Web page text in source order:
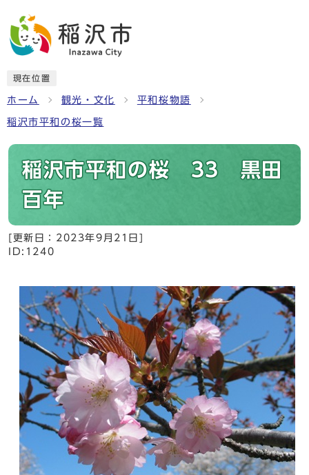
現在位置
ホーム 観光・文化 平和桜物語
稲沢市平和の桜一覧
稲沢市平和の桜 33 黒田
百年
[更新日： 2023年9月21日
ID:1240